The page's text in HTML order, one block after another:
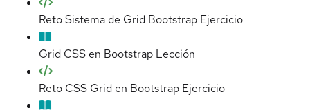
Reto Sistema de Grid Bootstrap Ejercicio
Grid CSS en Bootstrap Lección
Reto CSS Grid en Bootstrap Ejercicio